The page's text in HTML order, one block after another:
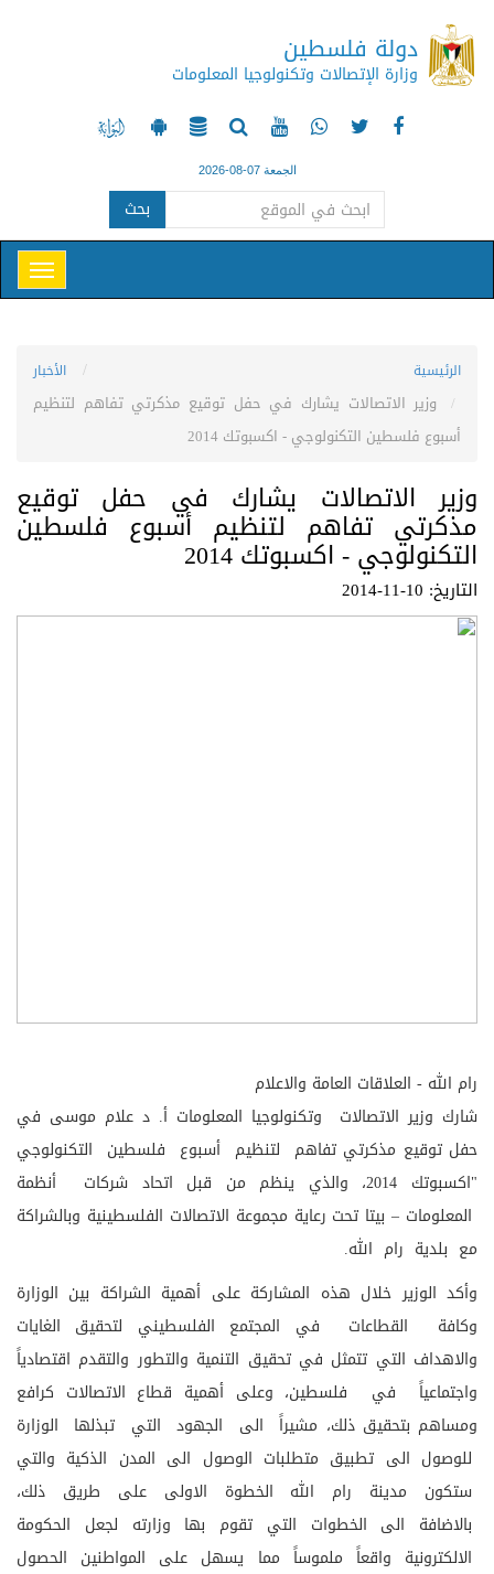
دولة فلسطين
وزارة الإتصالات وتكنولوجيا المعلومات
الجمعة 07-08-2026
بحث
الرئيسية الأخبار
وزير الاتصالات يشارك في حفل توقيع مذكرتي تفاهم لتنظيم
أسبوع فلسطين التكنولوجي - اكسبوتك 2014
وزير الاتصالات يشارك في حفل توقيع
مذكرتي تفاهم لتنظيم أسبوع فلسطين
التكنولوجي - اكسبوتك 2014
التاريخ: 10-11-2014
رام الله - العلاقات العامة والاعلام
شارك وزير الاتصالات وتكنولوجيا المعلومات أ. د علام موسى في
حفل توقيع مذكرتي تفاهم لتنظيم أسبوع فلسطين التكنولوجي
"اكسبوتك 2014، والذي ينظم من قبل اتحاد شركات أنظمة
المعلومات – بيتا تحت رعاية مجموعة الاتصالات الفلسطينية وبالشراكة
مع بلدية رام الله.
وأكد الوزير خلال هذه المشاركة على أهمية الشراكة بين الوزارة
وكافة القطاعات في المجتمع الفلسطيني لتحقيق الغايات
والاهداف التي تتمثل في تحقيق التنمية والتطور والتقدم اقتصادياً
واجتماعياً في فلسطين، وعلى أهمية قطاع الاتصالات كرافع
ومساهم بتحقيق ذلك، مشيراً الى الجهود التي تبذلها الوزارة
للوصول الى تطبيق متطلبات الوصول الى المدن الذكية والتي
ستكون مدينة رام الله الخطوة الاولى على طريق ذلك،
بالاضافة الى الخطوات التي تقوم بها وزارته لجعل الحكومة
الالكترونية واقعاً ملموساً مما يسهل على المواطنين الحصول